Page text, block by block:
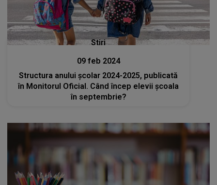
Stiri
09 feb 2024
Structura anului școlar 2024-2025, publicată
în Monitorul Oficial. Când încep elevii școala
în septembrie?